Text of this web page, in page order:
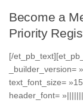
Become a
Priority
[/
_builder_version=
text_font_size=
header_font=